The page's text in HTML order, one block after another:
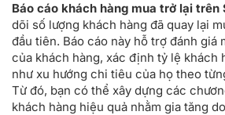
Báo cáo khách hàng mua trở lại trên
dõi số lượng khách hàng đã quay lại
đầu tiên. Báo cáo này hỗ trợ đánh giá
của khách hàng, xác định tỷ lệ khách
như xu hướng chi tiêu của họ theo
Từ đó, bạn có thể xây dựng các
khách hàng hiệu quả nhằm gia tăng